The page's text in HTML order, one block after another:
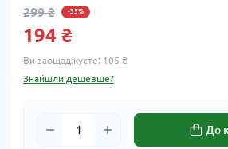
299 ₴ -35%
194 ₴
Ви заощаджуєте: 105 ₴
Знайшли дешевше?
До